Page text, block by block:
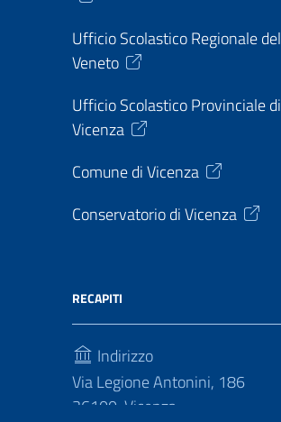
Ufficio Scolastico Regionale del
Veneto
Ufficio Scolastico Provinciale di
Vicenza
Comune di Vicenza
Conservatorio di Vicenza
RECAPITI
Indirizzo
Via Legione Antonini, 186
36100, Vicenza